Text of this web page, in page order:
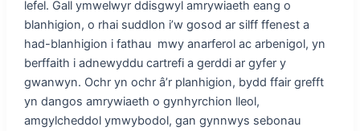
lefel. Gall ymwelwyr ddisgwyl amrywiaeth eang o
blanhigion, o rhai suddlon i’w gosod ar silff ffenest a
had-blanhigion i fathau mwy anarferol ac arbenigol, yn
berffaith i adnewyddu cartrefi a gerddi ar gyfer y
gwanwyn. Ochr yn ochr â’r planhigion, bydd ffair grefft
yn dangos amrywiaeth o gynhyrchion lleol,
amgylcheddol ymwybodol, gan gynnwys sebonau